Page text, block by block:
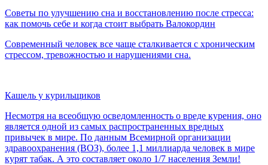
Советы по улучшению сна и восстановлению после стресса:
как помочь себе и когда стоит выбрать Валокордин
Современный человек все чаще сталкивается с хроническим
стрессом, тревожностью и нарушениями сна.
Кашель у курильщиков
Несмотря на всеобщую осведомленность о вреде курения, оно
является одной из самых распространенных вредных
привычек в мире. По данным Всемирной организации
здравоохранения (ВОЗ), более 1,1 миллиарда человек в мире
курят табак. А это составляет около 1/7 населения Земли!